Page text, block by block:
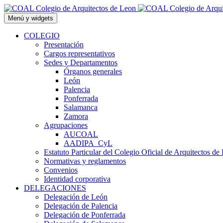
Saltar
al
contenido
Menú y widgets
COLEGIO
Presentación
Cargos representativos
Sedes y Departamentos
Órganos generales
León
Palencia
Ponferrada
Salamanca
Zamora
Agrupaciones
AUCOAL
AADIPA_CyL
Estatuto Particular del Colegio Oficial de Arquitectos de
Normativas y reglamentos
Convenios
Identidad corporativa
DELEGACIONES
Delegación de León
Delegación de Palencia
Delegación de Ponferrada